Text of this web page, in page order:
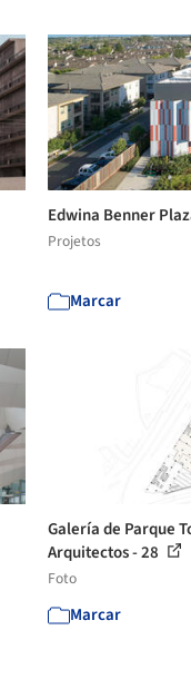
Edwina Benner
Projetos
Marcar
Galería de Parque
Arquitectos - 28
Foto
Marcar